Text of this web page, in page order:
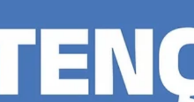
avança na
implementação do
Modelo Hospitalista